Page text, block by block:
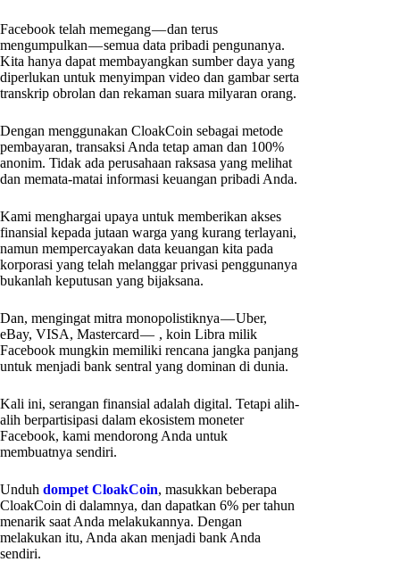
Facebook telah memegang — dan terus
mengumpulkan — semua data pribadi pengunanya.
Kita hanya dapat membayangkan sumber daya yang
diperlukan untuk menyimpan video dan gambar serta
transkrip obrolan dan rekaman suara milyaran orang.
Dengan menggunakan CloakCoin sebagai metode
pembayaran, transaksi Anda tetap aman dan 100%
anonim. Tidak ada perusahaan raksasa yang melihat
dan memata-matai informasi keuangan pribadi Anda.
Kami menghargai upaya untuk memberikan akses
finansial kepada jutaan warga yang kurang terlayani,
namun mempercayakan data keuangan kita pada
korporasi yang telah melanggar privasi penggunanya
bukanlah keputusan yang bijaksana.
Dan, mengingat mitra monopolistiknya — Uber,
eBay, VISA, Mastercard — , koin Libra milik
Facebook mungkin memiliki rencana jangka panjang
untuk menjadi bank sentral yang dominan di dunia.
Kali ini, serangan finansial adalah digital. Tetapi alih-
alih berpartisipasi dalam ekosistem moneter
Facebook, kami mendorong Anda untuk
membuatnya sendiri.
Unduh dompet CloakCoin, masukkan beberapa
CloakCoin di dalamnya, dan dapatkan 6% per tahun
menarik saat Anda melakukannya. Dengan
melakukan itu, Anda akan menjadi bank Anda
sendiri.